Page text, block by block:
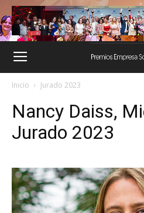
Inicio Jurado 2023
Nancy Daiss,
Jurado 2023